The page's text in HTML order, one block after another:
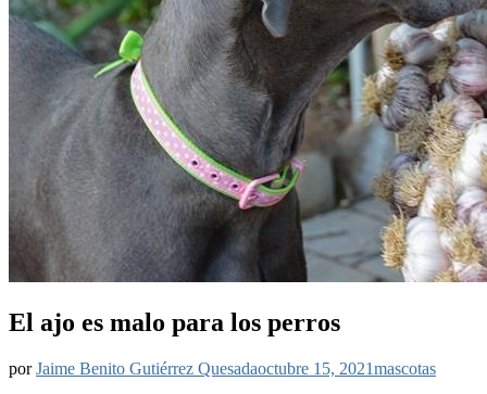
El ajo es malo para los perros
porJaime Benito Gutiérrez Quesadaoctubre 15, 2021mascotas